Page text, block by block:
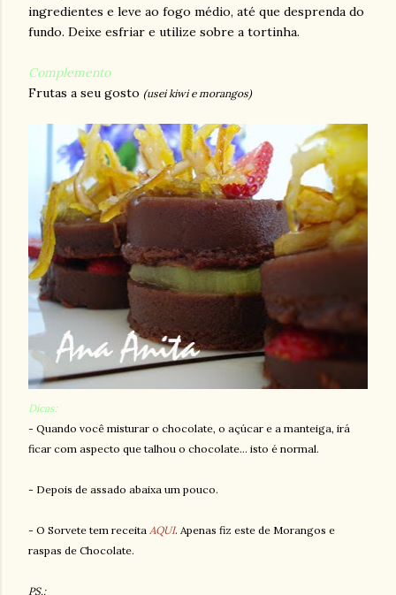
ingredientes e leve ao fogo médio, até que desprenda do
fundo. Deixe esfriar e utilize sobre a tortinha.
Complemento
Frutas a seu gosto (usei kiwi e morangos)
Dicas:
- Quando você misturar o chocolate, o açúcar e a manteiga, irá
ficar com aspecto que talhou o chocolate... isto é normal.
- Depois de assado abaixa um pouco.
- O Sorvete tem receita AQUI. Apenas fiz este de Morangos e
raspas de Chocolate.
PS.: